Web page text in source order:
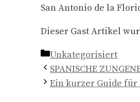
San Antonio de la
Dieser Gast Artikel
Kategorien
Unkategorisiert
SPANISCHE
Ein kurzer Guide für